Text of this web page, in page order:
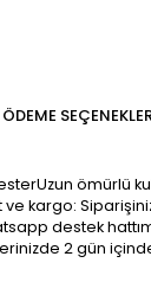
ÖDEME
ömürlü
kargo:
destek
2 gün